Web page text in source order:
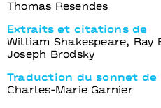
Thomas Resendes
Extraits et citations de
William Shakespeare, Ray
Joseph Brodsky
Traduction du sonnet
Charles-Marie Garnier